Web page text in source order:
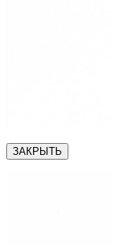
ЗАКРЫТЬ